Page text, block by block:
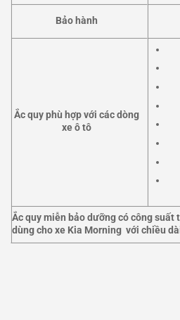
Bảo hành
Ắc quy phù hợp với các dòng
xe ô tô
Ắc quy miễn bảo dưỡngcó công suất
dùng cho xe Kia Morning với chiều